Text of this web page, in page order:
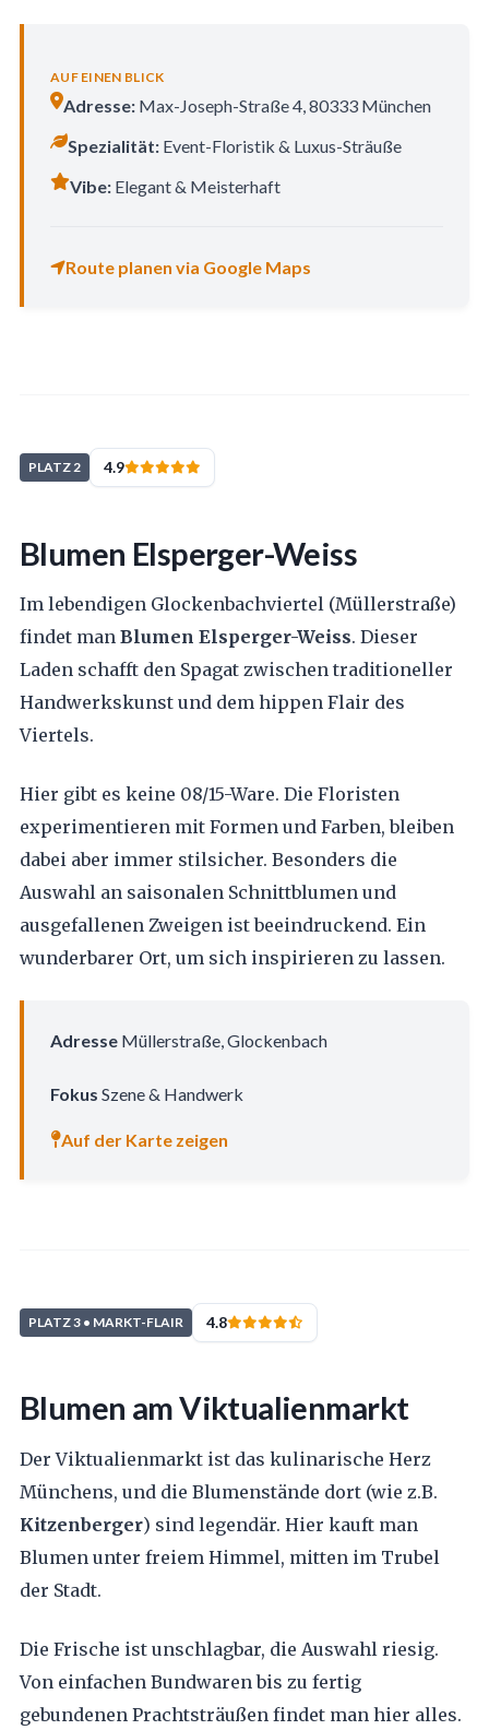
AUF EINEN BLICK
Adresse:Max-Joseph-Straße 4, 80333 München
Spezialität:Event-Floristik & Luxus-Sträuße
Vibe:Elegant & Meisterhaft
Route planen via Google Maps
PLATZ 2 4.9
Blumen Elsperger-Weiss
Im lebendigen Glockenbachviertel (Müllerstraße)
findet man Blumen Elsperger-Weiss. Dieser
Laden schafft den Spagat zwischen traditioneller
Handwerkskunst und dem hippen Flair des
Viertels.
Hier gibt es keine 08/15-Ware. Die Floristen
experimentieren mit Formen und Farben, bleiben
dabei aber immer stilsicher. Besonders die
Auswahl an saisonalen Schnittblumen und
ausgefallenen Zweigen ist beeindruckend. Ein
wunderbarer Ort, um sich inspirieren zu lassen.
AdresseMüllerstraße, Glockenbach
Fokus Szene & Handwerk
Auf der Karte zeigen
PLATZ 3 • MARKT-FLAIR 4.8
Blumen am Viktualienmarkt
Der Viktualienmarkt ist das kulinarische Herz
Münchens, und die Blumenstände dort (wie z.B.
Kitzenberger) sind legendär. Hier kauft man
Blumen unter freiem Himmel, mitten im Trubel
der Stadt.
Die Frische ist unschlagbar, die Auswahl riesig.
Von einfachen Bundwaren bis zu fertig
gebundenen Prachtsträußen findet man hier alles.